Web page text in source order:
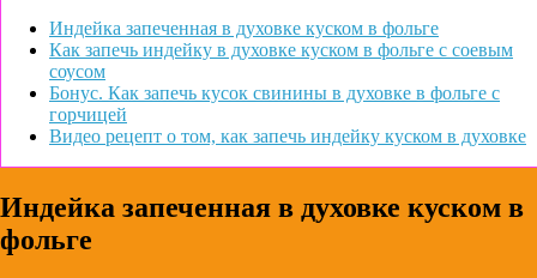
Индейка запеченная в духовке куском в фольге
Как запечь индейку в духовке куском в фольге с соевым
соусом
Бонус. Как запечь кусок свинины в духовке в фольге с
горчицей
Видео рецепт о том, как запечь индейку куском в духовке
Индейка запеченная в духовке куском в
фольге